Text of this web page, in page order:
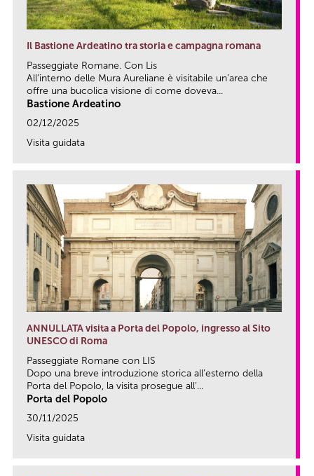
Il Bastione Ardeatino tra storia e campagna romana
Passeggiate Romane. Con Lis
All’interno delle Mura Aureliane è visitabile un’area che
offre una bucolica visione di come doveva...
Bastione Ardeatino
02/12/2025
Visita guidata
ANNULLATA visita a Porta del Popolo, ingresso al Sito
UNESCO di Roma
Passeggiate Romane con LIS
Dopo una breve introduzione storica all’esterno della
Porta del Popolo, la visita prosegue all’...
Porta del Popolo
30/11/2025
Visita guidata